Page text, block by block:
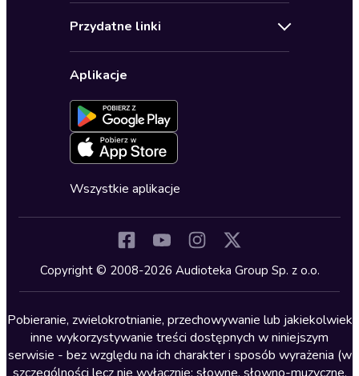
Biznes, marketing, ekonomia
Dla młodzieży
Kryminały
Lektury szkolne
Literatura anglojęzyczna
Literatura faktu
Ustawienia prywatności
Formularz zgłaszania nielegalnych treści
Deklaracja dostępności
Karnety
Oferta dla firm i bibliotek
Przydatne linki
Dołącz do newslettera
Blog
Zapowiedzi
Cykle audiobooków
Aplikacje
Wszystkie aplikacje
Copyright © 2008-2026 Audioteka Group Sp. z o.o.
Pobieranie, zwielokrotnianie, przechowywanie lub jakiekolwiek
inne wykorzystywanie treści dostępnych w niniejszym
serwisie - bez względu na ich charakter i sposób wyrażenia (w